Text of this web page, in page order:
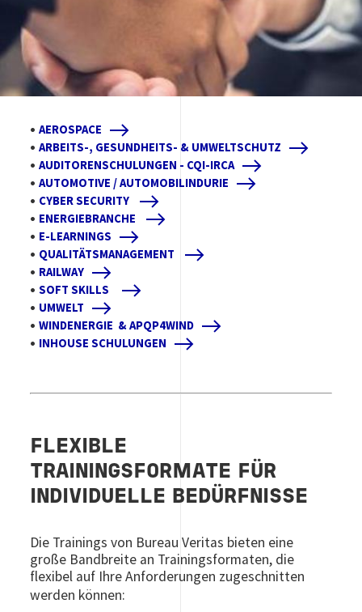
•AEROSPACE
•ARBEITS-, GESUNDHEITS- & UMWELTSCHUTZ
•AUDITORENSCHULUNGEN - CQI-IRCA
•AUTOMOTIVE / AUTOMOBILINDURIE
• CYBER SECURITY
• ENERGIEBRANCHE
• E-LEARNINGS
• QUALITÄTSMANAGEMENT
• RAILWAY
•SOFT SKILLS
• UMWELT
•WINDENERGIE & APQP4WIND
• INHOUSE SCHULUNGEN
FLEXIBLE
TRAININGSFORMATE FÜR
INDIVIDUELLE BEDÜRFNISSE
Die Trainings von Bureau Veritas bieten eine
große Bandbreite an Trainingsformaten, die
flexibel auf Ihre Anforderungen zugeschnitten
werden können: